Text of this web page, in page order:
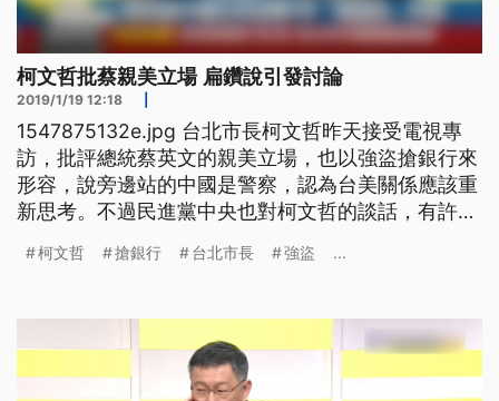
柯文哲批蔡親美立場 扁鑽說引發討論
2019/1/19 12:18
1547875132e.jpg 台北市長柯文哲昨天接受電視專
訪，批評總統蔡英文的親美立場，也以強盜搶銀行來
形容，說旁邊站的中國是警察，認為台美關係應該重
新思考。不過民進黨中央也對柯文哲的談話，有許多
角關係，話匣子全開，還把蔡政府親美立場，用強盜
哲提到，「有一個強盜去搶銀行，他當然就被逮捕
了，他被送
柯文哲 搶銀行 台北市長 強盜 ...